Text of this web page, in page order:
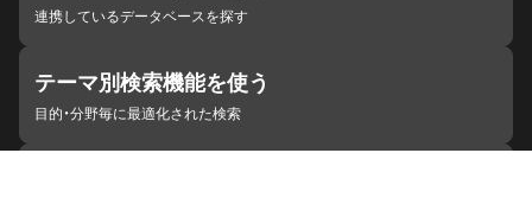
連携しているデータベースを探す
テーマ別検索機能を使う
目的・分野毎に最適化された検索